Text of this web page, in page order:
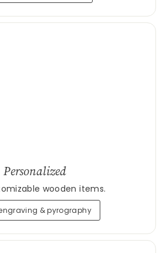
Personalized
wooden items.
& pyrography